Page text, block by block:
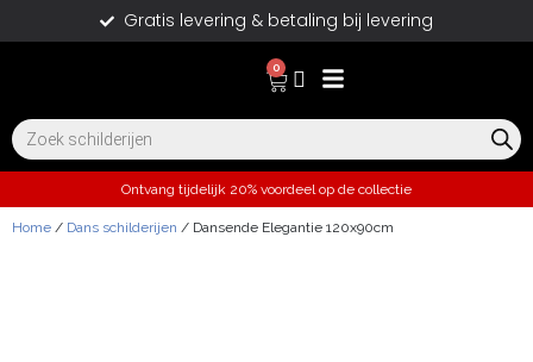
Gratis levering & betaling bij levering
0
Ontvang tijdelijk 20% voordeel op de collectie
Home / Dans schilderijen / Dansende Elegantie 120x90cm